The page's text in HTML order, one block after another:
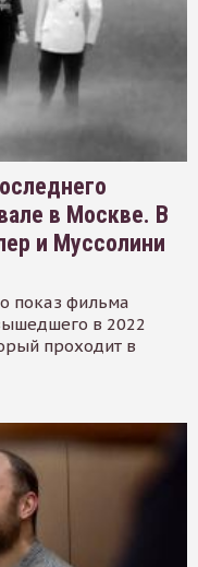
в Москве. В
и Муссолини
показ фильма
в 2022
проходит в